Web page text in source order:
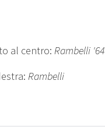
al centro: Rambelli '64
Rambelli